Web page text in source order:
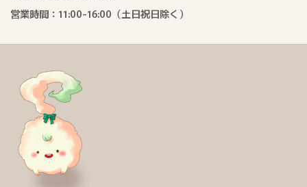
営業時間：11:00-16:00（土日祝日除く）